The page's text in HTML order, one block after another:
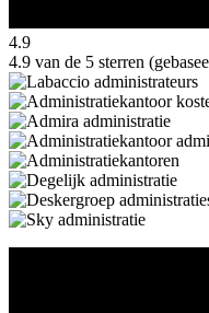
4.9
4.9 van de 5 sterren